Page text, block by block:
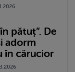
pătuț”. De
adorm
în cărucior